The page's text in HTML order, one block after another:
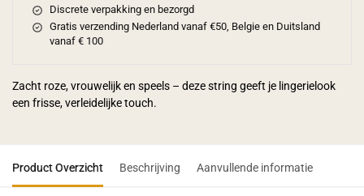
Discrete verpakking en bezorgd
Gratis verzending Nederland vanaf €50, Belgie en Duitsland
vanaf € 100
Zacht roze, vrouwelijk en speels – deze string geeft je lingerielook
een frisse, verleidelijke touch.
Product Overzicht Beschrijving Aanvullende informatie